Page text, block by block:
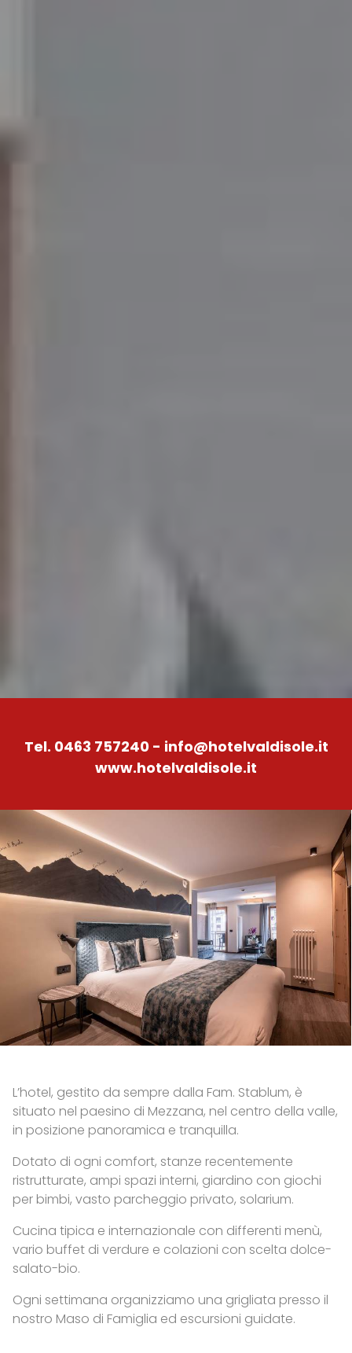
Tel. 0463 757240 - info@hotelvaldisole.it
www.hotelvaldisole.it
L’hotel, gestito da sempre dalla Fam. Stablum, è
situato nel paesino di Mezzana, nel centro della valle,
in posizione panoramica e tranquilla.
Dotato di ogni comfort, stanze recentemente
ristrutturate, ampi spazi interni, giardino con giochi
per bimbi, vasto parcheggio privato, solarium.
Cucina tipica e internazionale con differenti menù,
vario buffet di verdure e colazioni con scelta dolce-
salato-bio.
Ogni settimana organizziamo una grigliata presso il
nostro Maso di Famiglia ed escursioni guidate.